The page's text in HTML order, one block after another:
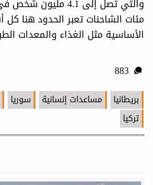
والتي تصل إلى 4.1
مئات الشاحنات تعبر الحدود هنا كل
الأساسية مثل الغذاء والمعدات
بريطانيا مساعدات إنسانية سوريا
تركيا